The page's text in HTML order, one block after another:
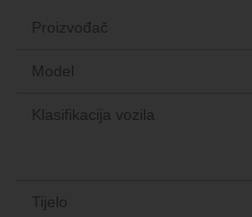
Proizvođač
Model
Klasifikacija vozila
Tijelo